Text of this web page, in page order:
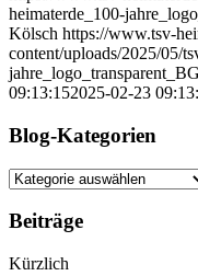
heimaterde_100-
Kölsch https://www.tsv-
content/uploads/2025/05/
09:13:152025-02-23
Blog-Kategorien
Blog-
Beiträge
Kürzlich